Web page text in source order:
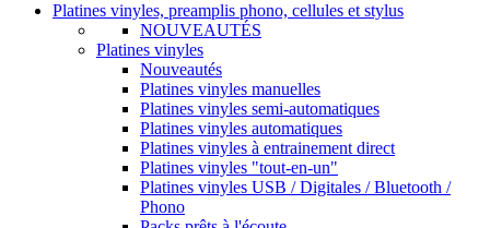
Platines vinyles, preamplis phono, cellules et stylus
NOUVEAUTÉS
Platines vinyles
Nouveautés
Platines vinyles manuelles
Platines vinyles semi-automatiques
Platines vinyles automatiques
Platines vinyles à entrainement direct
Platines vinyles "tout-en-un"
Platines vinyles USB / Digitales / Bluetooth /
Phono